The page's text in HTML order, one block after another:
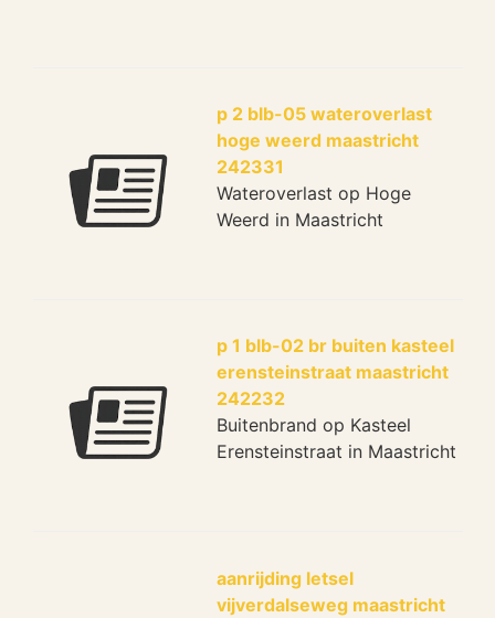
p 2 blb-05 wateroverlast
hoge weerd maastricht
242331
Wateroverlast op Hoge
Weerd in Maastricht
p 1 blb-02 br buiten kasteel
erensteinstraat maastricht
242232
Buitenbrand op Kasteel
Erensteinstraat in Maastricht
aanrijding letsel
vijverdalseweg maastricht